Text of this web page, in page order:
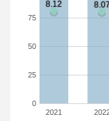
2021
0
25
50
75